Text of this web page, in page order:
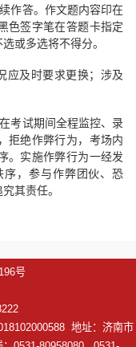
作答。作文题内容印在
色签字笔在答题卡指定
或多选将不得分。
应及时要求更换；涉及
考试期间全程监控、录
拒绝作弊行为，考场内
。实施作弊行为一经发
，参与作弊团伙、恐
其责任。
号
地址：济南市